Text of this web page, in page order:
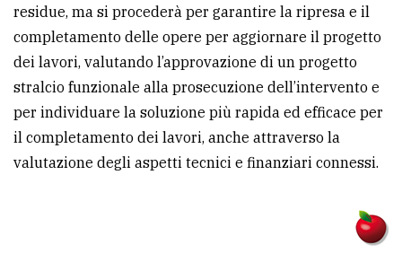
residue, ma si procederà per garantire la ripresa e il
completamento delle opere per aggiornare il progetto
dei lavori, valutando l’approvazione di un progetto
stralcio funzionale alla prosecuzione dell’intervento e
per individuare la soluzione più rapida ed efficace per
il completamento dei lavori, anche attraverso la
valutazione degli aspetti tecnici e finanziari connessi.